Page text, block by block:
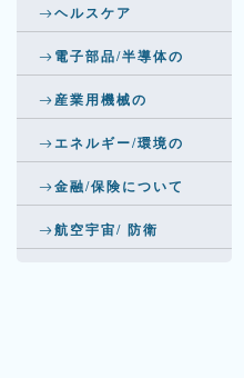
ヘルスケア
電子部品/半導体の
産業用機械の
エネルギー/環境の
金融/保険について
航空宇宙/ 防衛